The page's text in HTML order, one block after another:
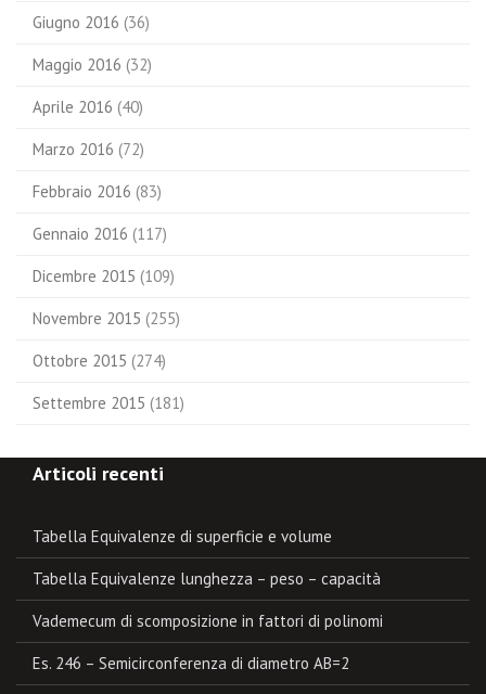
Giugno 2016 (36)
Maggio 2016 (32)
Aprile 2016 (40)
Marzo 2016 (72)
Febbraio 2016 (83)
Gennaio 2016 (117)
Dicembre 2015 (109)
Novembre 2015 (255)
Ottobre 2015 (274)
Settembre 2015 (181)
Articoli recenti
Tabella Equivalenze di superficie e volume
Tabella Equivalenze lunghezza – peso – capacità
Vademecum di scomposizione in fattori di polinomi
Es. 246 – Semicirconferenza di diametro AB=2